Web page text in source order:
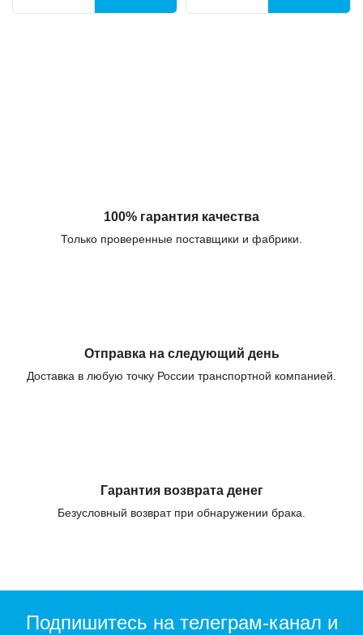
100% гарантия качества
Только проверенные поставщики и фабрики.
Отправка на следующий день
Доставка в любую точку России транспортной компанией.
Гарантия возврата денег
Безусловный возврат при обнаружении брака.
Подпишитесь на телеграм-канал и